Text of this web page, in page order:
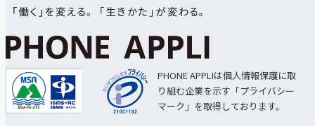
PHONE APPLIは個人情報保護に取
り組む企業を示す「プライバシー
マーク」を取得しております。